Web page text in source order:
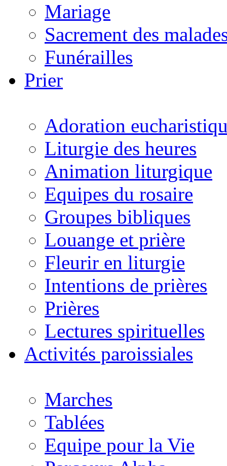
Mariage
Sacrement des
Funérailles
Prier
Adoration
Liturgie des heures
Animation liturgique
Equipes du rosaire
Groupes bibliques
Louange et prière
Fleurir en liturgie
Intentions de prières
Prières
Lectures spirituelles
Activités paroissiales
Marches
Tablées
Equipe pour la Vie